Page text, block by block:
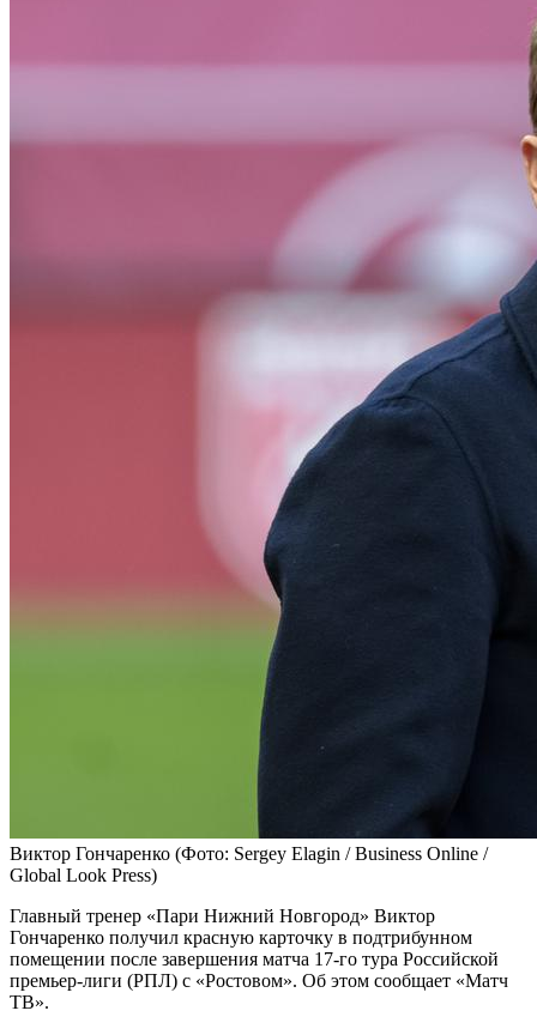
Виктор Гончаренко (Фото: Sergey Elagin / Business Online /
Global Look Press)
Главный тренер «Пари Нижний Новгород» Виктор
Гончаренко получил красную карточку в подтрибунном
помещении после завершения матча 17‑го тура Российской
премьер-лиги (РПЛ) с «Ростовом». Об этом сообщает «Матч
ТВ».